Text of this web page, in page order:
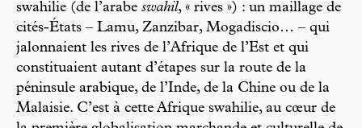
swahilie (de l’arabe swahil, « rives ») : un maillage de
cités-États – Lamu, Zanzibar, Mogadiscio… – qui
jalonnaient les rives de l’Afrique de l’Est et qui
constituaient autant d’étapes sur la route de la
péninsule arabique, de l’Inde, de la Chine ou de la
Malaisie. C’est à cette Afrique swahilie, au cœur de